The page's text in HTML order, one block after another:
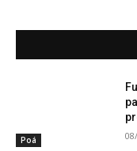
Poá